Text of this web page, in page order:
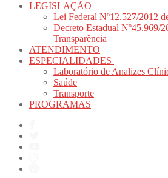
LEGISLAÇÃO
Lei Federal Nº12.527/2012
Decreto Estadual Nº45.969/
Transparência
ATENDIMENTO
ESPECIALIDADES
Laboratório de Analizes
Saúde
Transporte
PROGRAMAS